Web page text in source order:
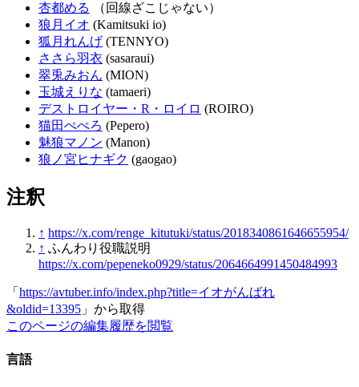
杏都める
（回線ざこじゃない）
狼月イオ (Kamitsuki io)
狐月れんげ (TENNYO)
ささら羽衣 (sasaraui)
翠兎みおん (MION)
玉城えりな (tamaeri)
デストロイヤー・R・ロイロ (ROIRO)
猫田ぺぺろ (Pepero)
魅狼マノン (Manon)
狼ノ宮ヒナギク (gaogao)
注釈
↑ https://x.com/renge_kitutuki/status/2018340861646655954/
↑ ふんわり役職説明
https://x.com/pepeneko0929/status/2064664991450484993
「 https://avtuber.info/index.php?title=イオがんばれ
&oldid=13395 」から取得
このページの編集履歴を閲覧
言語